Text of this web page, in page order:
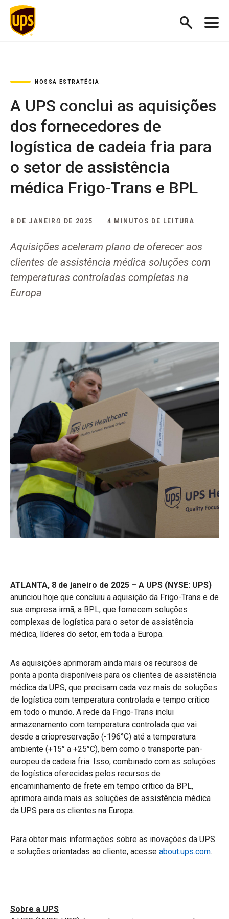
NOSSA ESTRATÉGIA
A UPS conclui as aquisições
dos fornecedores de
logística de cadeia fria para
o setor de assistência
médica Frigo-Trans e BPL
8 DE JANEIRO DE 2025 4 MINUTOS DE LEITURA
Aquisições aceleram plano de oferecer aos
clientes de assistência médica soluções com
temperaturas controladas completas na
Europa
ATLANTA, 8 de janeiro de 2025 – A UPS (NYSE: UPS)
anunciou hoje que concluiu a aquisição da Frigo-Trans e de
sua empresa irmã, a BPL, que fornecem soluções
complexas de logística para o setor de assistência
médica, líderes do setor, em toda a Europa.
As aquisições aprimoram ainda mais os recursos de
ponta a ponta disponíveis para os clientes de assistência
médica da UPS, que precisam cada vez mais de soluções
de logística com temperatura controlada e tempo crítico
em todo o mundo. A rede da Frigo-Trans inclui
armazenamento com temperatura controlada que vai
desde a criopreservação (-196°C) até a temperatura
ambiente (+15° a +25°C), bem como o transporte pan-
europeu da cadeia fria. Isso, combinado com as soluções
de logística oferecidas pelos recursos de
encaminhamento de frete em tempo crítico da BPL,
aprimora ainda mais as soluções de assistência médica
da UPS para os clientes na Europa.
Para obter mais informações sobre as inovações da UPS
e soluções orientadas ao cliente, acesse about.ups.com.
Sobre a UPS